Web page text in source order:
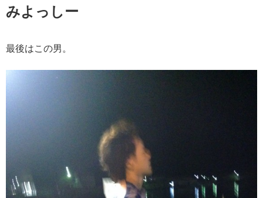
みよっしー
最後はこの男。